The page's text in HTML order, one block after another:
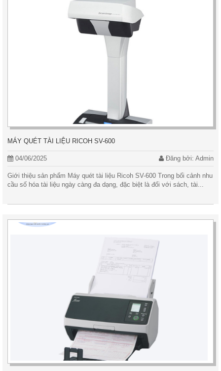
MÁY QUÉT TÀI LIỆU RICOH SV-600
04/06/2025 Đăng bởi: Admin
Giới thiệu sản phẩm Máy quét tài liệu Ricoh SV-600 Trong bối cảnh nhu
cầu số hóa tài liệu ngày càng đa dạng, đặc biệt là đối với sách, tài...